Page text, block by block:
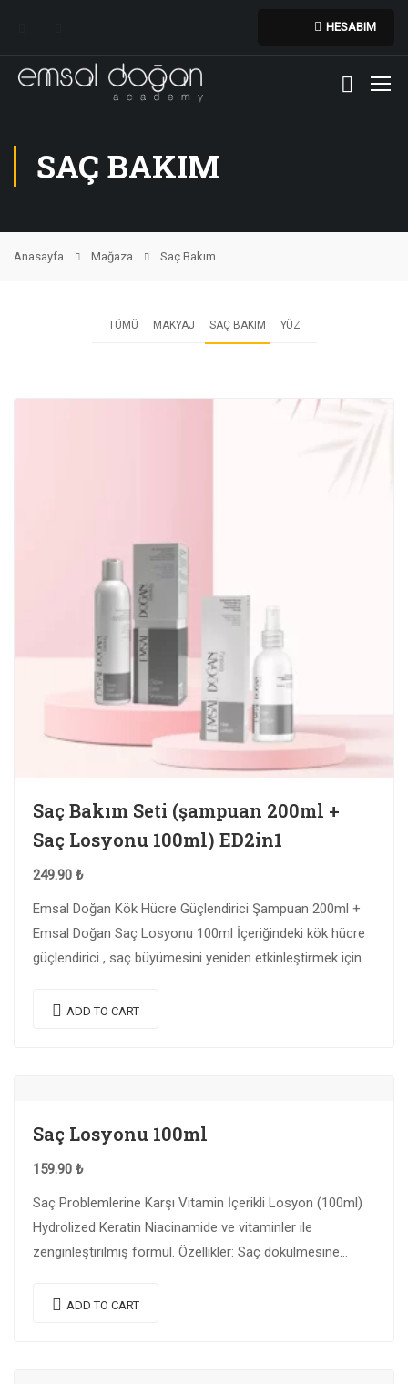
HESABIM
SAÇ BAKIM
Anasayfa Mağaza Saç Bakım
TÜMÜ MAKYAJ SAÇ BAKIM YÜZ
Saç Bakım Seti (şampuan 200ml +
Saç Losyonu 100ml) ED2in1
249.90 ₺
Emsal Doğan Kök Hücre Güçlendirici Şampuan 200ml +
Emsal Doğan Saç Losyonu 100ml İçeriğindeki kök hücre
güçlendirici , saç büyümesini yeniden etkinleştirmek için
ADD TO CART
Saç Losyonu 100ml
159.90 ₺
Saç Problemlerine Karşı Vitamin İçerikli Losyon (100ml)
Hydrolized Keratin Niacinamide ve vitaminler ile
zenginleştirilmiş formül. Özellikler: Saç dökülmesine
Yıpranmış saç tellerini kökten…
ADD TO CART